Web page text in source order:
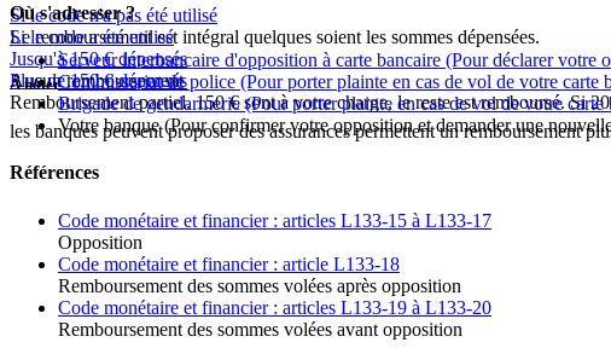
Si le code n'a pas été utilisé
Le remboursement est intégral quelques soient les sommes dépensées.
Si le code a été utilisé
Jusqu'à 150 € dépensés
Aucun remboursement
Plus de 150 € dépensés
Remboursement partiel. 150 € sont à votre charge, le reste est remboursé. Si
À noter
les banques peuvent proposer des assurances permettent un remboursement
Où s'adresser ?
Serveur interbancaire d'opposition à carte bancaire (Pour déclarer votre
Commissariat de police (Pour porter plainte en cas de vol de votre carte
Brigade de gendarmerie(Pour porter plainte en cas de vol de votre carte
Votre banque(Pour confirmer votre opposition et demander une
Références
Code monétaire et financier : articles L133-15 à L133-17
Opposition
Code monétaire et financier : article L133-18
Remboursement des sommes volées après opposition
Code monétaire et financier : articles L133-19 à L133-20
Remboursement des sommes volées avant opposition